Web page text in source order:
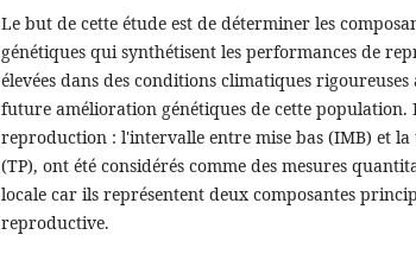
Le but de cette étude est de déterminer les
génétiques qui synthétisent les performances de
élevées dans des conditions climatiques
future amélioration génétiques de cette population.
reproduction : l'intervalle entre mise bas (IMB) et la
(TP), ont été considérés comme des mesures
locale car ils représentent deux composantes
reproductive.